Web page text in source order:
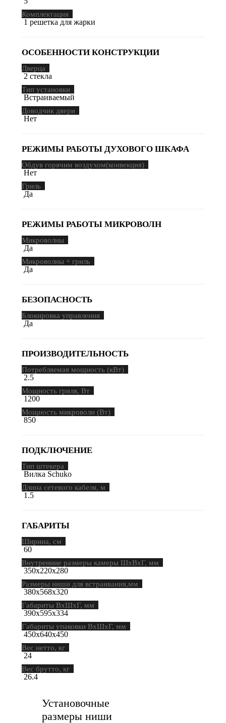
Комплектация
1 решетка для жарки
ОСОБЕННОСТИ КОНСТРУКЦИИ
Дверца
2 стекла
Тип установки
Встраиваемый
Доводчик двери
Нет
РЕЖИМЫ РАБОТЫ ДУХОВОГО ШКАФА
Обдув горячим воздухом(конвекция)
Нет
Гриль
Да
РЕЖИМЫ РАБОТЫ МИКРОВОЛН
Микроволны
Да
Микроволны + гриль
Да
БЕЗОПАСНОСТЬ
Блокировка управления
Да
ПРОИЗВОДИТЕЛЬНОСТЬ
Потребляемая мощность (кВт)
2.5
Мощность гриля, Вт
1200
Мощность микроволн (Вт)
850
ПОДКЛЮЧЕНИЕ
Тип штекера
Вилка Schuko
Длина сетевого кабеля, м
1.5
ГАБАРИТЫ
Ширина, см
60
Внутренние размеры камеры ШхВхГ, мм
350х220х280
Размеры ниши для встраивания,мм
380х568х320
Габариты ВхШхГ, мм
390х595х334
Габариты упаковки ВхШхГ, мм
450х640х450
Вес нетто, кг
24
Вес брутто, кг
26.4
Установочные
размеры ниши